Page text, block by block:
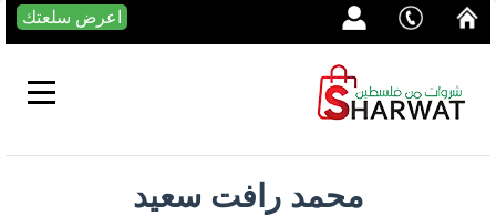
اعرض سلعتك
محمد رافت سعيد